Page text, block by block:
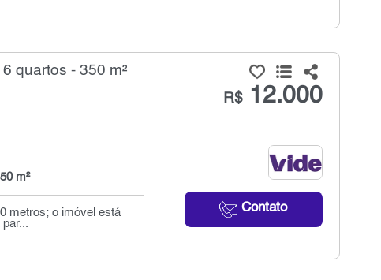
quartos - 350 m²
R$12.000
Contato
m²
metros; o imóvel está